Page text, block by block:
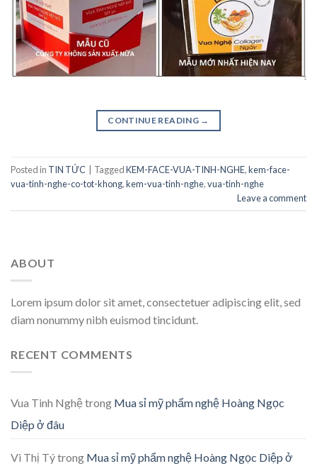
CONTINUE READING →
Posted in TIN TỨC TaggedKEM-FACE-VUA-TINH-NGHE,kem-face-
vua-tinh-nghe-co-tot-khong,kem-vua-tinh-nghe,vua-tinh-nghe
Leave a comment
ABOUT
Lorem ipsum dolor sit amet, consectetuer adipiscing elit, sed
diam nonummy nibh euismod tincidunt.
RECENT COMMENTS
Vua Tinh Nghệ trong Mua sỉ mỹ phẩm nghệ Hoàng Ngọc
Diệp ở đâu
Vi Thị Týtrong Mua sỉ mỹ phẩm nghệ Hoàng Ngọc Diệp ở